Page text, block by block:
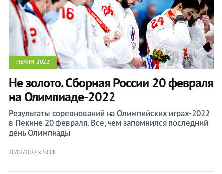
ПЕКИН-2022
Не золото. Сборная России 20 февраля
на Олимпиаде-2022
Результаты соревнований на Олимпийских играх-2022
в Пекине 20 февраля. Все, чем запомнился последний
день Олимпиады
20/02/2022 в 10:08